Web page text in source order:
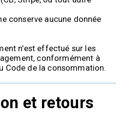
conserve aucune donnée
n'est effectué sur les
conformément à
Code de la consommation.
et retours